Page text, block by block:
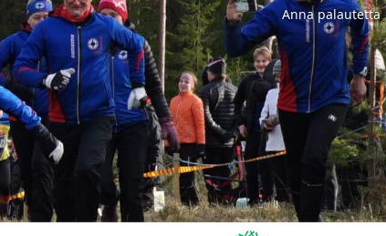
Anna palautetta